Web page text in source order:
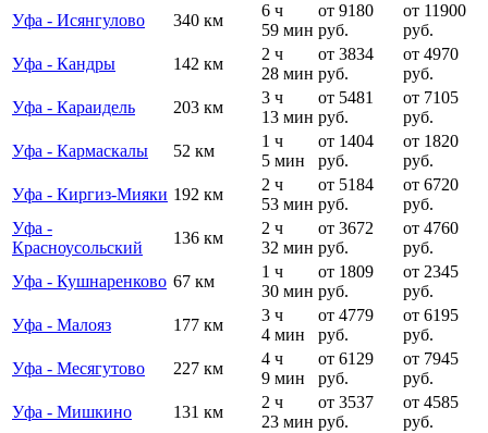
Уфа - Исянгулово 340 км
6 ч
59 мин
от 9180
руб.
от 11900
руб.
Уфа - Кандры
142 км
2 ч
28 мин
от 3834
руб.
от 4970
руб.
Уфа - Караидель
203 км
3 ч
13 мин
от 5481
руб.
от 7105
руб.
Уфа - Кармаскалы
52 км
1 ч
5 мин
от 1404
руб.
от 1820
руб.
Уфа - Киргиз-Мияки 192 км
2 ч
53 мин
от 5184
руб.
от 6720
руб.
Уфа -
Красноусольский
136 км
2 ч
32 мин
от 3672
руб.
от 4760
руб.
Уфа - Кушнаренково 67 км
1 ч
30 мин
от 1809
руб.
от 2345
руб.
Уфа - Малояз
177 км
3 ч
4 мин
от 4779
руб.
от 6195
руб.
Уфа - Месягутово
227 км
4 ч
9 мин
от 6129
руб.
от 7945
руб.
Уфа - Мишкино
131 км
2 ч
23 мин
от 3537
руб.
от 4585
руб.